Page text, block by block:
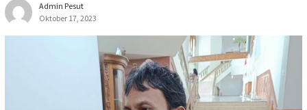
Admin Pesut
Oktober 17, 2023